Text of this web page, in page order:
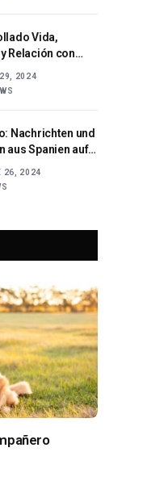
Vida,
Relación con
2024
Nachrichten und
aus Spanien auf
26, 2024